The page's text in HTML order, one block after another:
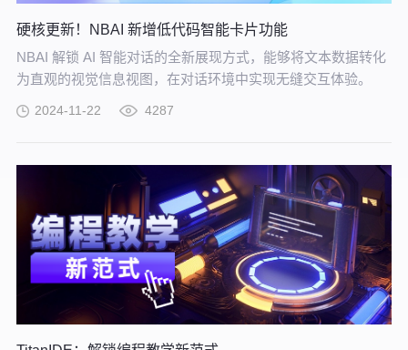
硬核更新！NBAI 新增低代码智能卡片功能
NBAI 解锁 AI 智能对话的全新展现方式，能够将文本数据转化
为直观的视觉信息视图，在对话环境中实现无缝交互体验。
2024-11-22 4287